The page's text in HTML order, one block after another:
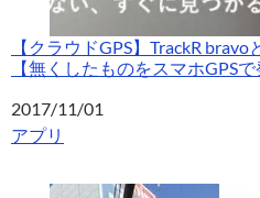
【クラウドGPS】TrackR
【無くしたものをスマホGPSで
日付
2017/11/01
関連理由
アプリ